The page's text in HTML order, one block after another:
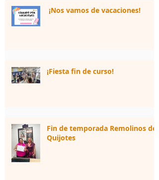
¡Nos vamos de vacaciones!
¡Fiesta fin de curso!
Fin de temporada Remolinos de
Quijotes